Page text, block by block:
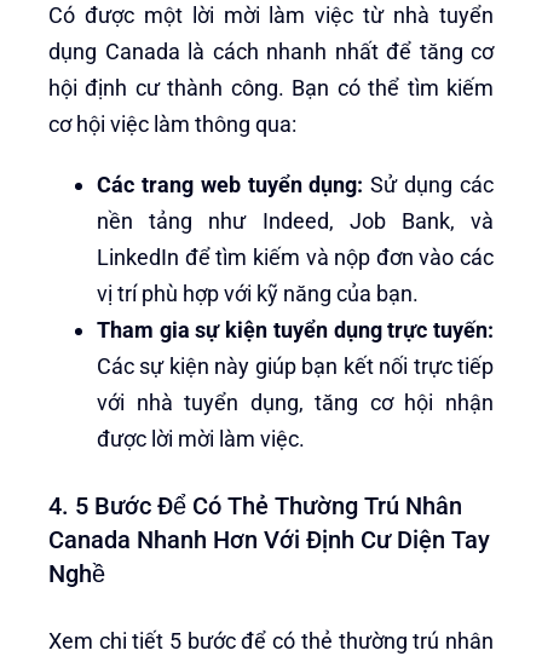
Có được một lời mời làm việc từ nhà tuyển
dụng Canada là cách nhanh nhất để tăng cơ
hội định cư thành công. Bạn có thể tìm kiếm
cơ hội việc làm thông qua:
Các trang web tuyển dụng: Sử dụng các
nền tảng như Indeed, Job Bank, và
LinkedIn để tìm kiếm và nộp đơn vào các
vị trí phù hợp với kỹ năng của bạn.
Tham gia sự kiện tuyển dụng trực tuyến:
Các sự kiện này giúp bạn kết nối trực tiếp
với nhà tuyển dụng, tăng cơ hội nhận
được lời mời làm việc.
4. 5 Bước Để Có Thẻ Thường Trú Nhân
Canada Nhanh Hơn Với Định Cư Diện Tay
Nghề
Xem chi tiết 5 bước để có thẻ thường trú nhân